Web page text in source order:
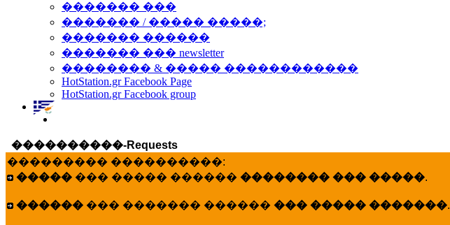
������� ���
������� / ����� �����;
������� ������
������� ��� newsletter
�������� & ����� ������������
HotStation.gr Facebook Page
HotStation.gr Facebook group
����������-Requests
��������� ����������:
����� ��� ����� ������ �������� ��� �����.
������ ��� ������� ������ ��� ����� �������.